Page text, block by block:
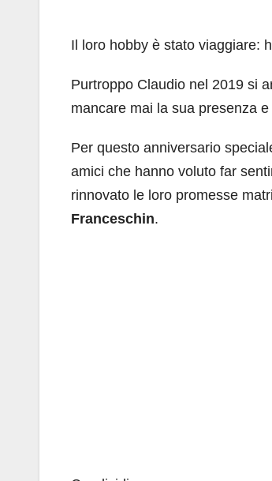
Il loro hobby è stato viaggiare:
Purtroppo Claudio nel 2019 si
mancare mai la sua presenza
Per questo anniversario
amici che hanno voluto far
rinnovato le loro promesse
Franceschin.